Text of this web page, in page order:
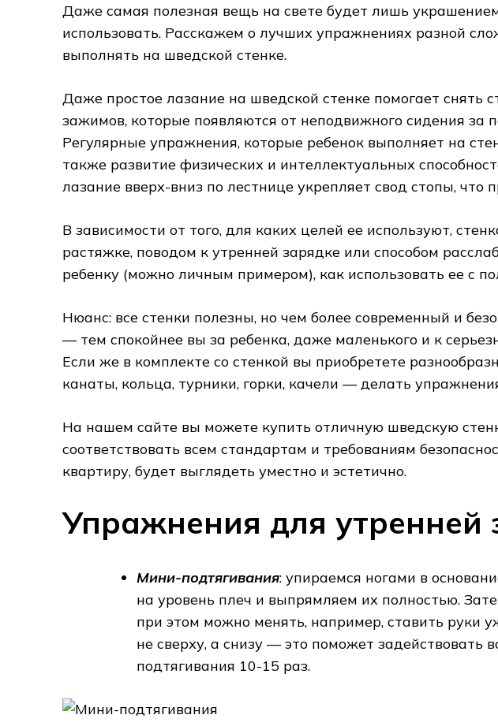
Даже самая полезная вещь на свете будет лишь
использовать. Расскажем о лучших упражнениях разной
выполнять на шведской стенке.
Даже простое лазание на шведской стенке помогает снять
зажимов, которые появляются от неподвижного сидения за
Регулярные упражнения, которые ребенок выполняет на
также развитие физических и интеллектуальных
лазание вверх-вниз по лестнице укрепляет свод стопы, что
В зависимости от того, для каких целей ее используют,
растяжке, поводом к утренней зарядке или способом
ребенку (можно личным примером), как использовать ее с
Нюанс: все стенки полезны, но чем более современный и
— тем спокойнее вы за ребенка, даже маленького и к
Если же в комплекте со стенкой вы приобретете
канаты, кольца, турники, горки, качели — делать
На нашем сайте вы можете купить отличную шведскую
соответствовать всем стандартам и требованиям
квартиру, будет выглядеть уместно и эстетично.
Упражнения для утренней
Мини-подтягивания: упираемся ногами в
на уровень плеч и выпрямляем их полностью.
при этом можно менять, например, ставить руки
не сверху, а снизу — это поможет
подтягивания 10-15 раз.